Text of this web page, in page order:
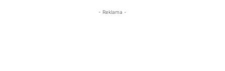
- Reklama -